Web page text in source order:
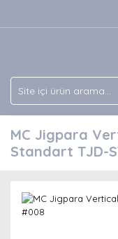
MC Jigpara
Standart TJD-